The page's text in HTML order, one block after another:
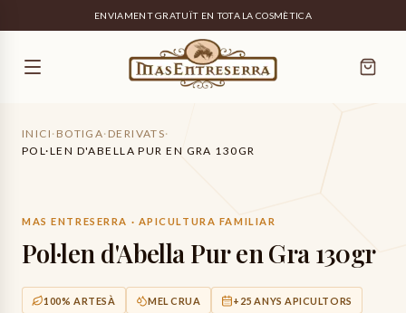
ENVIAMENT GRATUÏT EN TOTA LA COSMÈTICA
INICI · BOTIGA· DERIVATS·
POL·LEN D'ABELLA PUR EN GRA 130GR
MAS ENTRESERRA · APICULTURA FAMILIAR
Pol·len d'Abella Pur en Gra 130gr
100% ARTESÀ MEL CRUA +25 ANYS APICULTORS